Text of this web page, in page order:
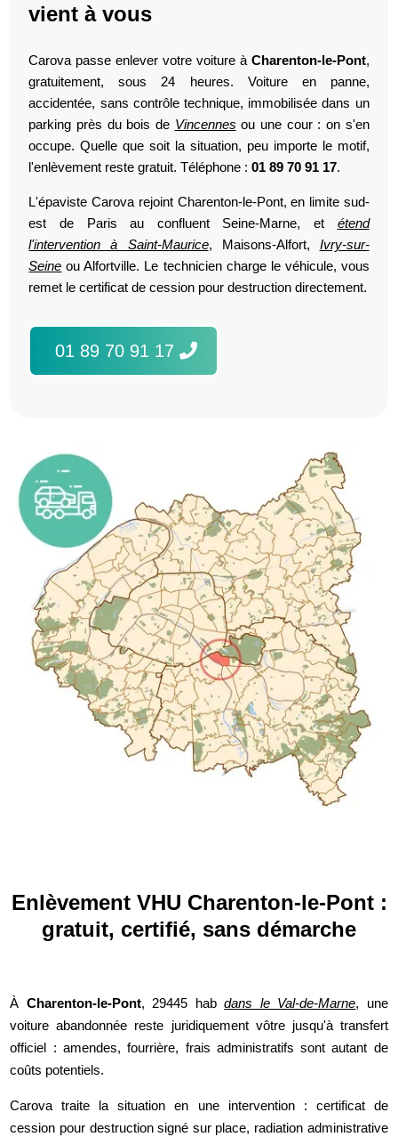
vient à vous
Carova passe enlever votre voiture à Charenton-le-Pont,
gratuitement, sous 24 heures. Voiture en panne,
accidentée, sans contrôle technique, immobilisée dans un
parking près du bois de Vincennes ou une cour : on s'en
occupe. Quelle que soit la situation, peu importe le motif,
l'enlèvement reste gratuit. Téléphone :01 89 70 91 17.
L'épaviste Carova rejoint Charenton-le-Pont, en limite sud-
est de Paris au confluent Seine-Marne, et étend
l'intervention à Saint-Maurice, Maisons-Alfort, Ivry-sur-
Seine ou Alfortville. Le technicien charge le véhicule, vous
remet le certificat de cession pour destruction directement.
01 89 70 91 17
Enlèvement VHU Charenton-le-Pont :
gratuit, certifié, sans démarche
À Charenton-le-Pont, 29445 habdans le Val-de-Marne, une
voiture abandonnée reste juridiquement vôtre jusqu'à transfert
officiel : amendes, fourrière, frais administratifs sont autant de
coûts potentiels.
Carova traite la situation en une intervention : certificat de
cession pour destruction signé sur place, radiation administrative